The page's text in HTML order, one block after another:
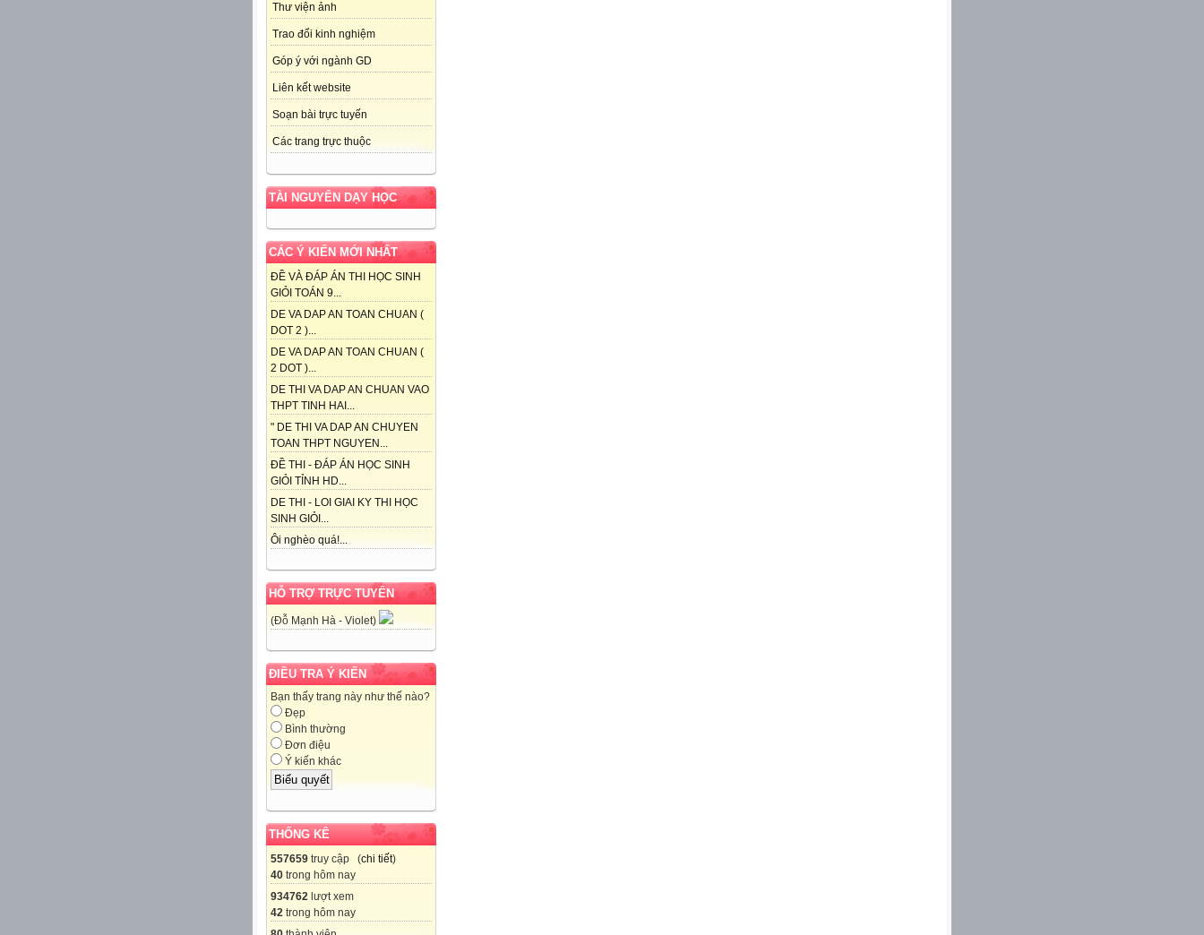
Thư viện ảnh
Trao đổi kinh nghiệm
Góp ý với ngành GD
Liên kết website
Soạn bài trực tuyến
Các trang trực thuộc
TÀI NGUYÊN DẠY HỌC
CÁC Ý KIẾN MỚI NHẤT
ĐỀ VÀ ĐÁP ÁN THI HỌC SINH
GIỎI TOÁN 9...
DE VA DAP AN TOAN CHUAN (
DOT 2 )...
DE VA DAP AN TOAN CHUAN (
2 DOT )...
DE THI VA DAP AN CHUAN VAO
THPT TINH HAI...
" DE THI VA DAP AN CHUYEN
TOAN THPT NGUYEN...
ĐỀ THI - ĐÁP ÁN HỌC SINH
GIỎI TỈNH HD...
DE THI - LOI GIAI KY THI HỌC
SINH GIỎI...
Ôi nghèo quá!...
HỖ TRỢ TRỰC TUYẾN
(Đỗ Mạnh Hà - Violet)
ĐIỀU TRA Ý KIẾN
Bạn thấy trang này như thế nào?
Đẹp
Bình thường
Đơn điệu
Ý kiến khác
THỐNG KÊ
557659 truy cập (chi tiết)
40 trong hôm nay
934762 lượt xem
42 trong hôm nay